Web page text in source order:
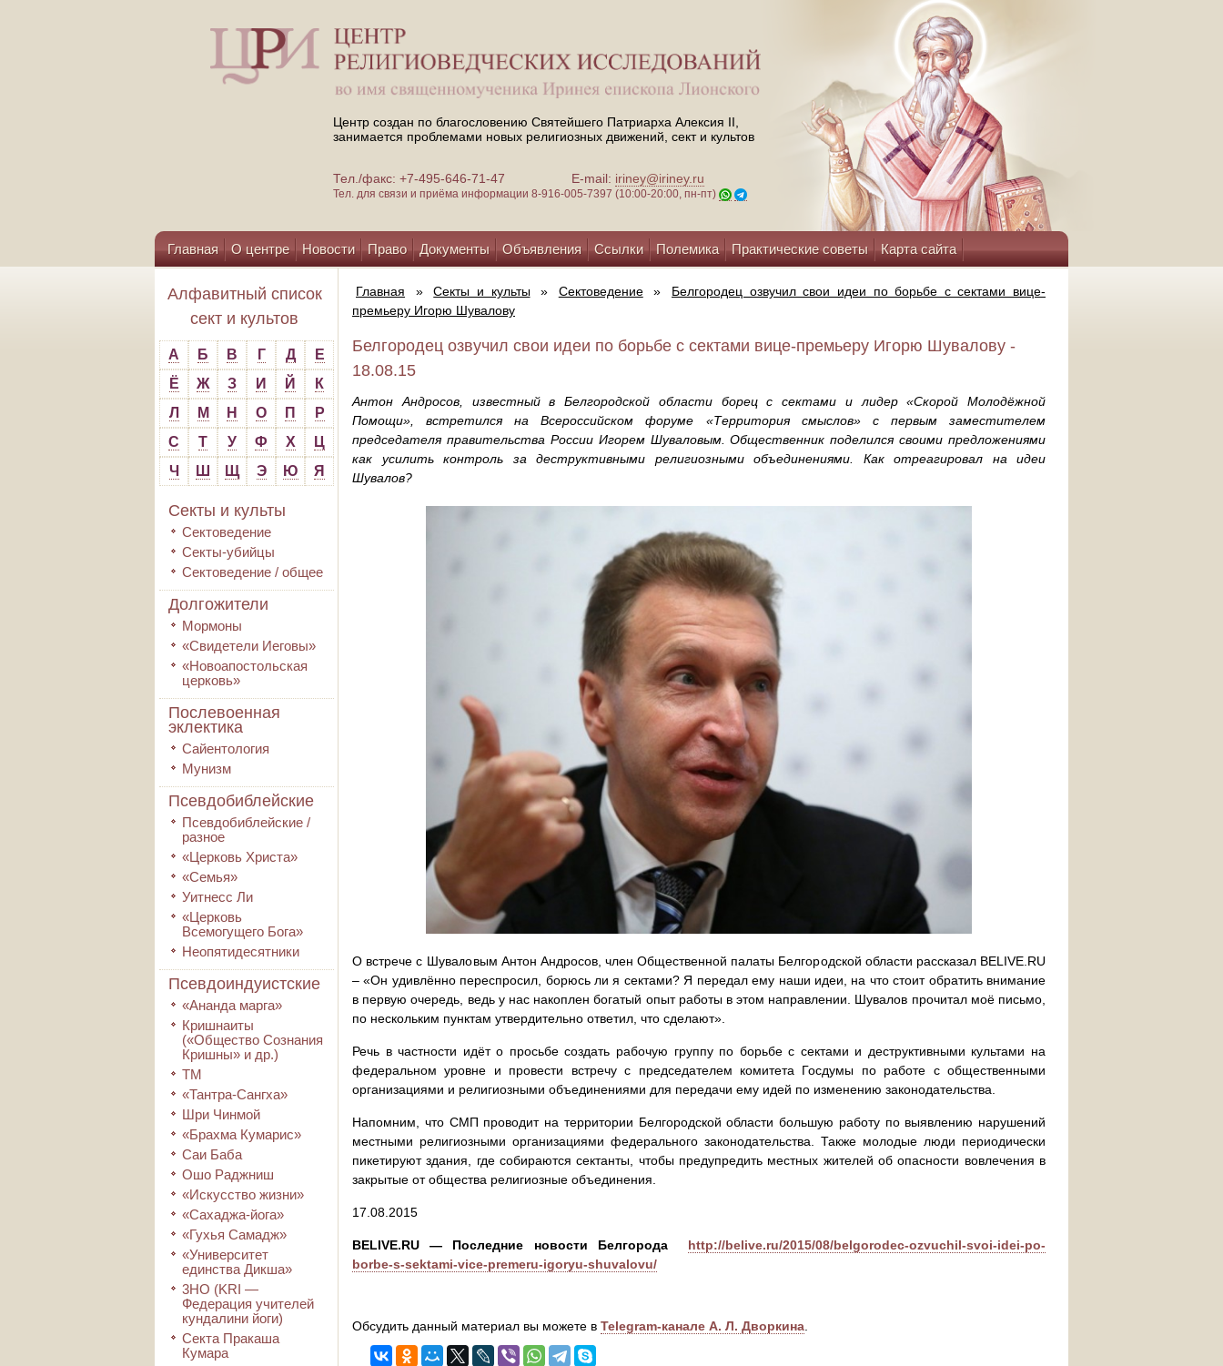
Центр создан по благословению Святейшего Патриарха Алексия II,
занимается проблемами новых религиозных движений, сект и культов
Тел./факс: +7-495-646-71-47 E-mail: iriney@iriney.ru
Тел. для связи и приёма информации 8-916-005-7397 (10:00-20:00, пн-пт)
Главная О центре Новости Право Документы Объявления Ссылки Полемика Практические советы Карта сайта
Помощь центру
Алфавитный список
сект и культов
А Б В Г Д
Е
Ё
Ж З И Й
К
Л
М Н О П
Р
С
Т У Ф Х
Ц
Ч
Ш Щ Э Ю Я
Секты и культы
Сектоведение
Секты-убийцы
Сектоведение / общее
Долгожители
Мормоны
«Свидетели Иеговы»
«Новоапостольская
церковь»
Послевоенная
эклектика
Сайентология
Мунизм
Псевдобиблейские
Псевдобиблейские /
разное
«Церковь Христа»
«Семья»
Уитнесс Ли
«Церковь
Всемогущего Бога»
Неопятидесятники
Псевдоиндуистские
«Ананда марга»
Кришнаиты
(«Общество Сознания
Кришны» и др.)
ТМ
«Тантра-Сангха»
Шри Чинмой
«Брахма Кумарис»
Саи Баба
Ошо Раджниш
«Искусство жизни»
«Сахаджа-йога»
«Гухья Самадж»
«Университет
единства Дикша»
3HO (KRI ―
Федерация учителей
кундалини йоги)
Секта Пракаша
Кумара
Главная » Секты и культы » Сектоведение »
Белгородец озвучил свои идеи по борьбе с сектами вице-
премьеру Игорю Шувалову
Белгородец озвучил свои идеи по борьбе с сектами вице-премьеру Игорю Шувалову -
18.08.15
Антон Андросов, известный в Белгородской области борец с сектами и лидер «Скорой Молодёжной
Помощи», встретился на Всероссийском форуме «Территория смыслов» с первым заместителем
председателя правительства России Игорем Шуваловым. Общественник поделился своими предложениями
как усилить контроль за деструктивными религиозными объединениями. Как отреагировал на идеи
Шувалов?
О встрече с Шуваловым Антон Андросов, член Общественной палаты Белгородской области рассказал BELIVE.RU
– «Он удивлённо переспросил, борюсь ли я сектами? Я передал ему наши идеи, на что стоит обратить внимание
в первую очередь, ведь у нас накоплен богатый опыт работы в этом направлении. Шувалов прочитал моё письмо,
по нескольким пунктам утвердительно ответил, что сделают».
Речь в частности идёт о просьбе создать рабочую группу по борьбе с сектами и деструктивными культами на
федеральном уровне и провести встречу с председателем комитета Госдумы по работе с общественными
организациями и религиозными объединениями для передачи ему идей по изменению законодательства.
Напомним, что СМП проводит на территории Белгородской области большую работу по выявлению нарушений
местными религиозными организациями федерального законодательства. Также молодые люди периодически
пикетируют здания, где собираются сектанты, чтобы предупредить местных жителей об опасности вовлечения в
закрытые от общества религиозные объединения.
17.08.2015
BELIVE.RU — Последние новости Белгорода
http://belive.ru/2015/08/belgorodec-ozvuchil-svoi-idei-po-
borbe-s-sektami-vice-premeru-igoryu-shuvalovu/
Обсудить данный материал вы можете в Telegram-канале А. Л. Дворкина